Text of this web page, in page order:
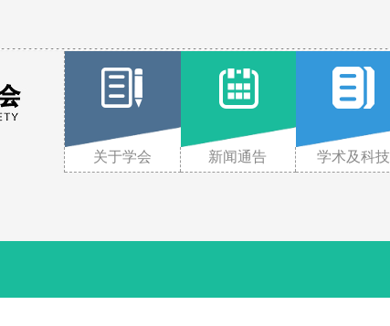
关于学会 新闻通告 学术及科技